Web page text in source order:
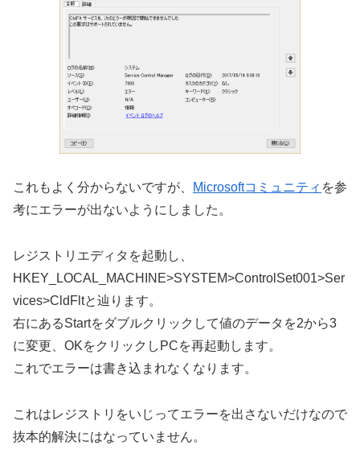
これもよく分からないですが、 Microsoftコミュニティ を参
考にエラーが出ないようにしました。
レジストリエディタを起動し、
HKEY_LOCAL_MACHINE>SYSTEM>ControlSet001>Ser
vices>CldFltと辿ります。
右にあるStartをダブルクリックして値のデータを2から3
に変更、OKをクリックしPCを再起動します。
これでエラーは書き込まれなくなります。
これはレジストリをいじってエラーを出さないだけなので
抜本的解決にはなっていません。